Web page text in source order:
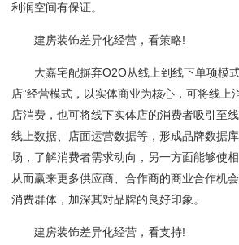
利润空间有保证。
建房装饰差异化经营，看策略!
大嘉宅配摒弃O2O从线上到线下单项模式
店”经营模式，以实体商业为核心，可将线上
店消费，也可将线下实体店的消费者吸引至
线上数据、店面运营数据等，形成品牌数据
场，了解消费者需求动向，另一方面能够使
从而赢来更多供应商、合作商的商业合作机
消费群体，加深其对品牌的良好印象。
建房装饰差异化经营，看支持!